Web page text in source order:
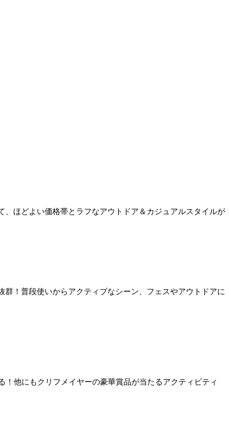
ほどよい価格帯とラフなアウトドア＆カジュアルスタイルが
！普段使いからアクティブなシーン、フェスやアウトドアに
他にもクリフメイヤーの豪華賞品が当たるアクティビティ